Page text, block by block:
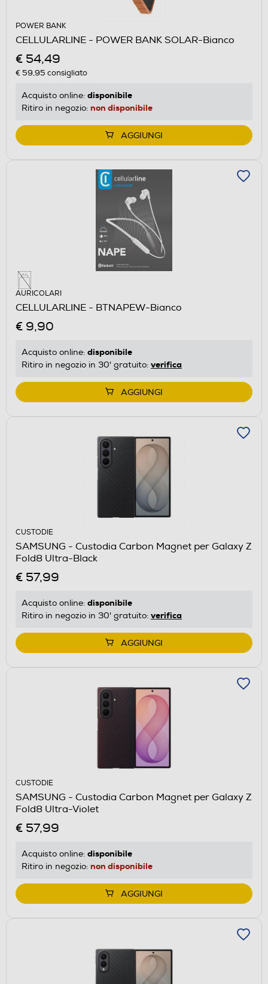
POWER BANK
CELLULARLINE - POWER BANK SOLAR-Bianco
€ 54,49
€ 59,95 consigliato
Acquisto online: disponibile
Ritiro in negozio: non disponibile
AGGIUNGI
AURICOLARI
CELLULARLINE - BTNAPEW-Bianco
€ 9,90
Acquisto online: disponibile
Ritiro in negozio in 30' gratuito: verifica
AGGIUNGI
CUSTODIE
SAMSUNG - Custodia Carbon Magnet per Galaxy Z
Fold8 Ultra-Black
€ 57,99
Acquisto online: disponibile
Ritiro in negozio in 30' gratuito: verifica
AGGIUNGI
CUSTODIE
SAMSUNG - Custodia Carbon Magnet per Galaxy Z
Fold8 Ultra-Violet
€ 57,99
Acquisto online: disponibile
Ritiro in negozio: non disponibile
AGGIUNGI